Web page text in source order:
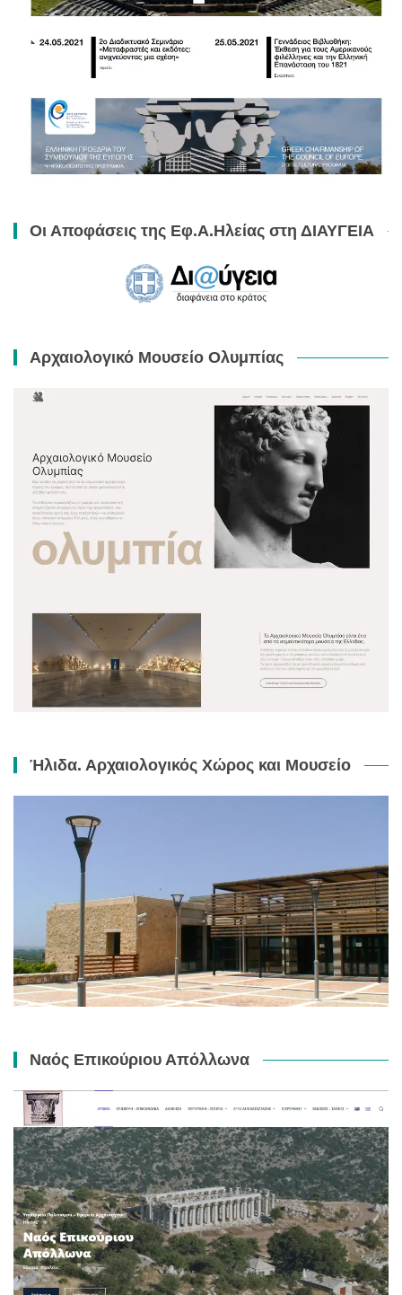
Οι Αποφάσεις της Εφ.Α.Ηλείας στη ΔΙΑΥΓΕΙΑ
Αρχαιολογικό Μουσείο Ολυμπίας
Ήλιδα. Αρχαιολογικός Χώρος και Μουσείο
Ναός Επικούριου Απόλλωνα